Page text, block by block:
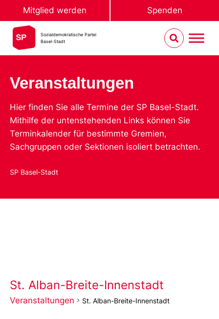
Mitglied werden Spenden
Sozialdemokratische Partei
Basel-Stadt
Veranstaltungen
Hier finden Sie alle Termine der SP Basel-Stadt.
Mithilfe der untenstehenden Links können Sie
Terminkalender für bestimmte Gremien,
Sachgruppen oder Sektionen isoliert betrachten.
SP Basel-Stadt
St. Alban-Breite-Innenstadt
Veranstaltungen St. Alban-Breite-Innenstadt